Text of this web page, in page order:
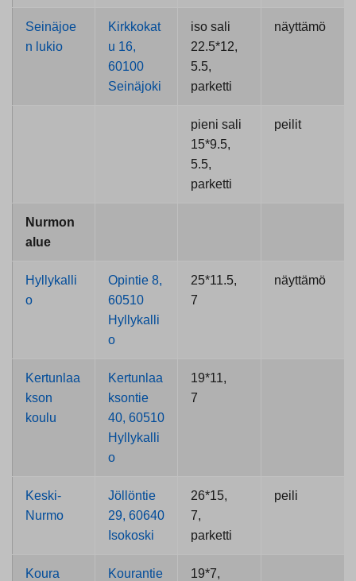
Seinäjoe
n lukio
Kirkkokat
u 16,
60100
Seinäjoki
iso sali
22.5*12,
5.5,
parketti
näyttämö
pieni sali
15*9.5,
5.5,
parketti
peilit
Nurmon
alue
Hyllykalli
o
Opintie 8,
60510
Hyllykalli
o
25*11.5,
7
näyttämö
Kertunlaa
kson
koulu
Kertunlaa
ksontie
40, 60510
Hyllykalli
o
19*11,
7
Keski-
Nurmo
Jöllöntie
29, 60640
Isokoski
26*15,
7,
parketti
peili
Koura
Kourantie
19*7,